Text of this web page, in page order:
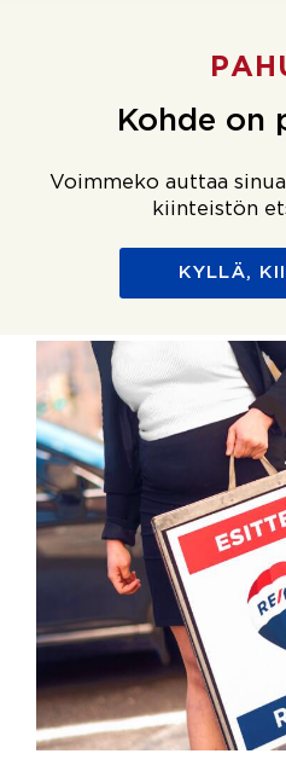
Kohde on
Voimmeko auttaa
kiinteistön
KYLLÄ,